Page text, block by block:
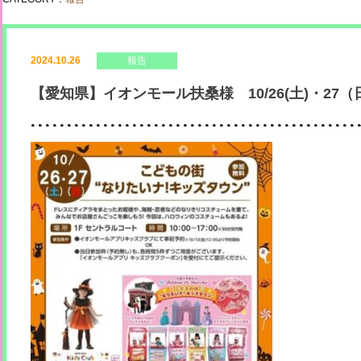
2024.10.26 報告
【愛知県】イオンモール扶桑様 10/26(土)・27（